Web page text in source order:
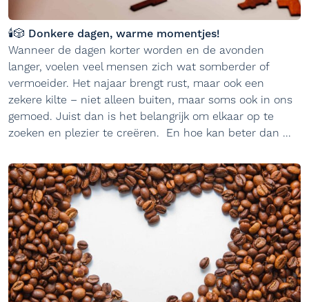
🕯️🎲 Donkere dagen, warme momentjes!
Wanneer de dagen korter worden en de avonden
langer, voelen veel mensen zich wat somberder of
vermoeider. Het najaar brengt rust, maar ook een
zekere kilte – niet alleen buiten, maar soms ook in ons
gemoed. Juist dan is het belangrijk om elkaar op te
zoeken en plezier te creëren. En hoe kan beter dan ...